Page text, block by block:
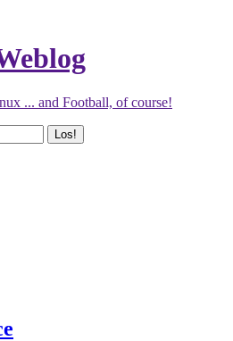
... and Football, of course!